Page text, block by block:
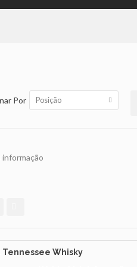
Por Posição
informação
Tennessee Whisky